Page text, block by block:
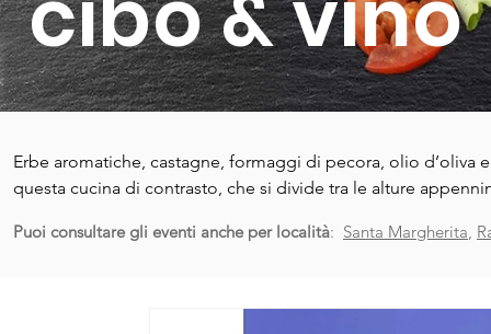
Erbe aromatiche, castagne, formaggi di pecora, olio
questa cucina di contrasto, che si divide tra le alture
ce la fanno a stancare il palato o appesantire lo stomaco.
Puoi consultare gli eventi anche per località: Santa Margherita,